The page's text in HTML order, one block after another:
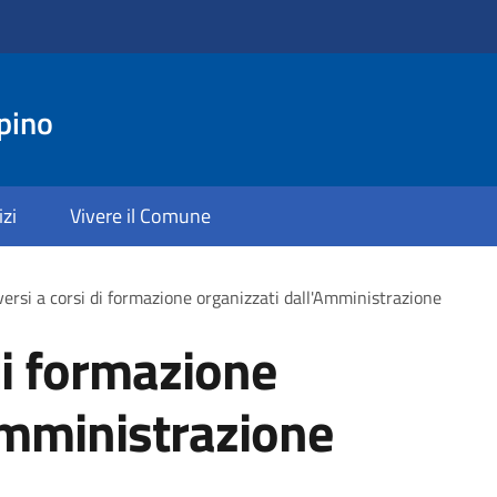
Vivere il Comune
a corsi di formazione organizzati dall'Amministrazione
formazione